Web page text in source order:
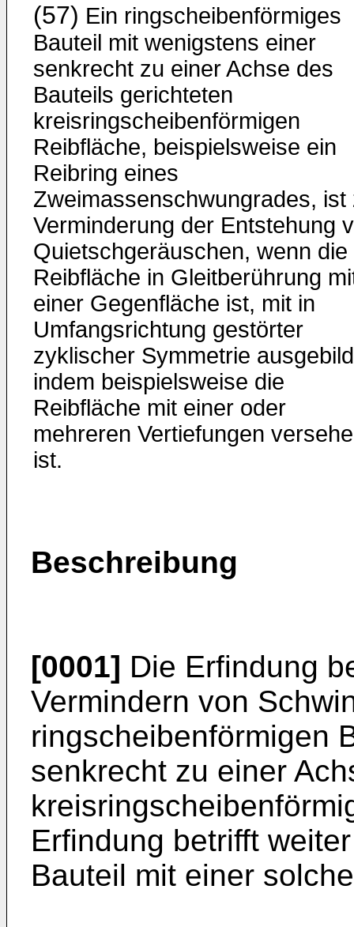
(57) Ein ringscheibenförmiges
Bauteil mit wenigstens einer
senkrecht zu einer Achse des
Bauteils gerichteten
kreisringscheibenförmigen
Reibfläche, beispielsweise ein
Reibring eines
Zweimassenschwungrades, ist
Verminderung der Entstehung
Quietschgeräuschen, wenn die
Reibfläche in Gleitberührung
einer Gegenfläche ist, mit in
Umfangsrichtung gestörter
zyklischer Symmetrie
indem beispielsweise die
Reibfläche mit einer oder
mehreren Vertiefungen
ist.
Beschreibung
[0001] Die Erfindung
Vermindern von
ringscheibenförmigen
senkrecht zu einer
Erfindung betrifft
Bauteil mit einer